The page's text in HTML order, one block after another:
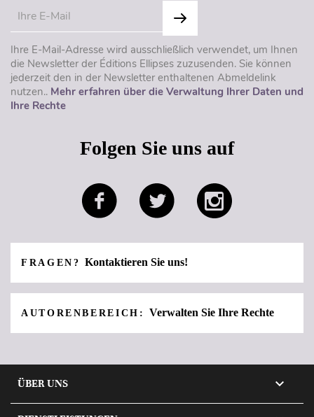
Ihre E-Mail-Adresse wird ausschließlich verwendet, um Ihnen
die Newsletter der Éditions Ellipses zuzusenden. Sie können
jederzeit den in der Newsletter enthaltenen Abmeldelink
nutzen.. Mehr erfahren über die Verwaltung Ihrer Daten und
Ihre Rechte
Folgen Sie uns auf
FRAGEN?Kontaktieren Sie uns!
AUTORENBEREICH:Verwalten Sie Ihre Rechte
ÜBER UNS 